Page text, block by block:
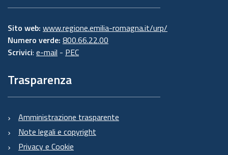
Sito web: www.regione.emilia-romagna.it/urp/
Numero verde: 800.66.22.00
Scrivici: e-mail - PEC
Trasparenza
Amministrazione trasparente
Note legali e copyright
Privacy e Cookie